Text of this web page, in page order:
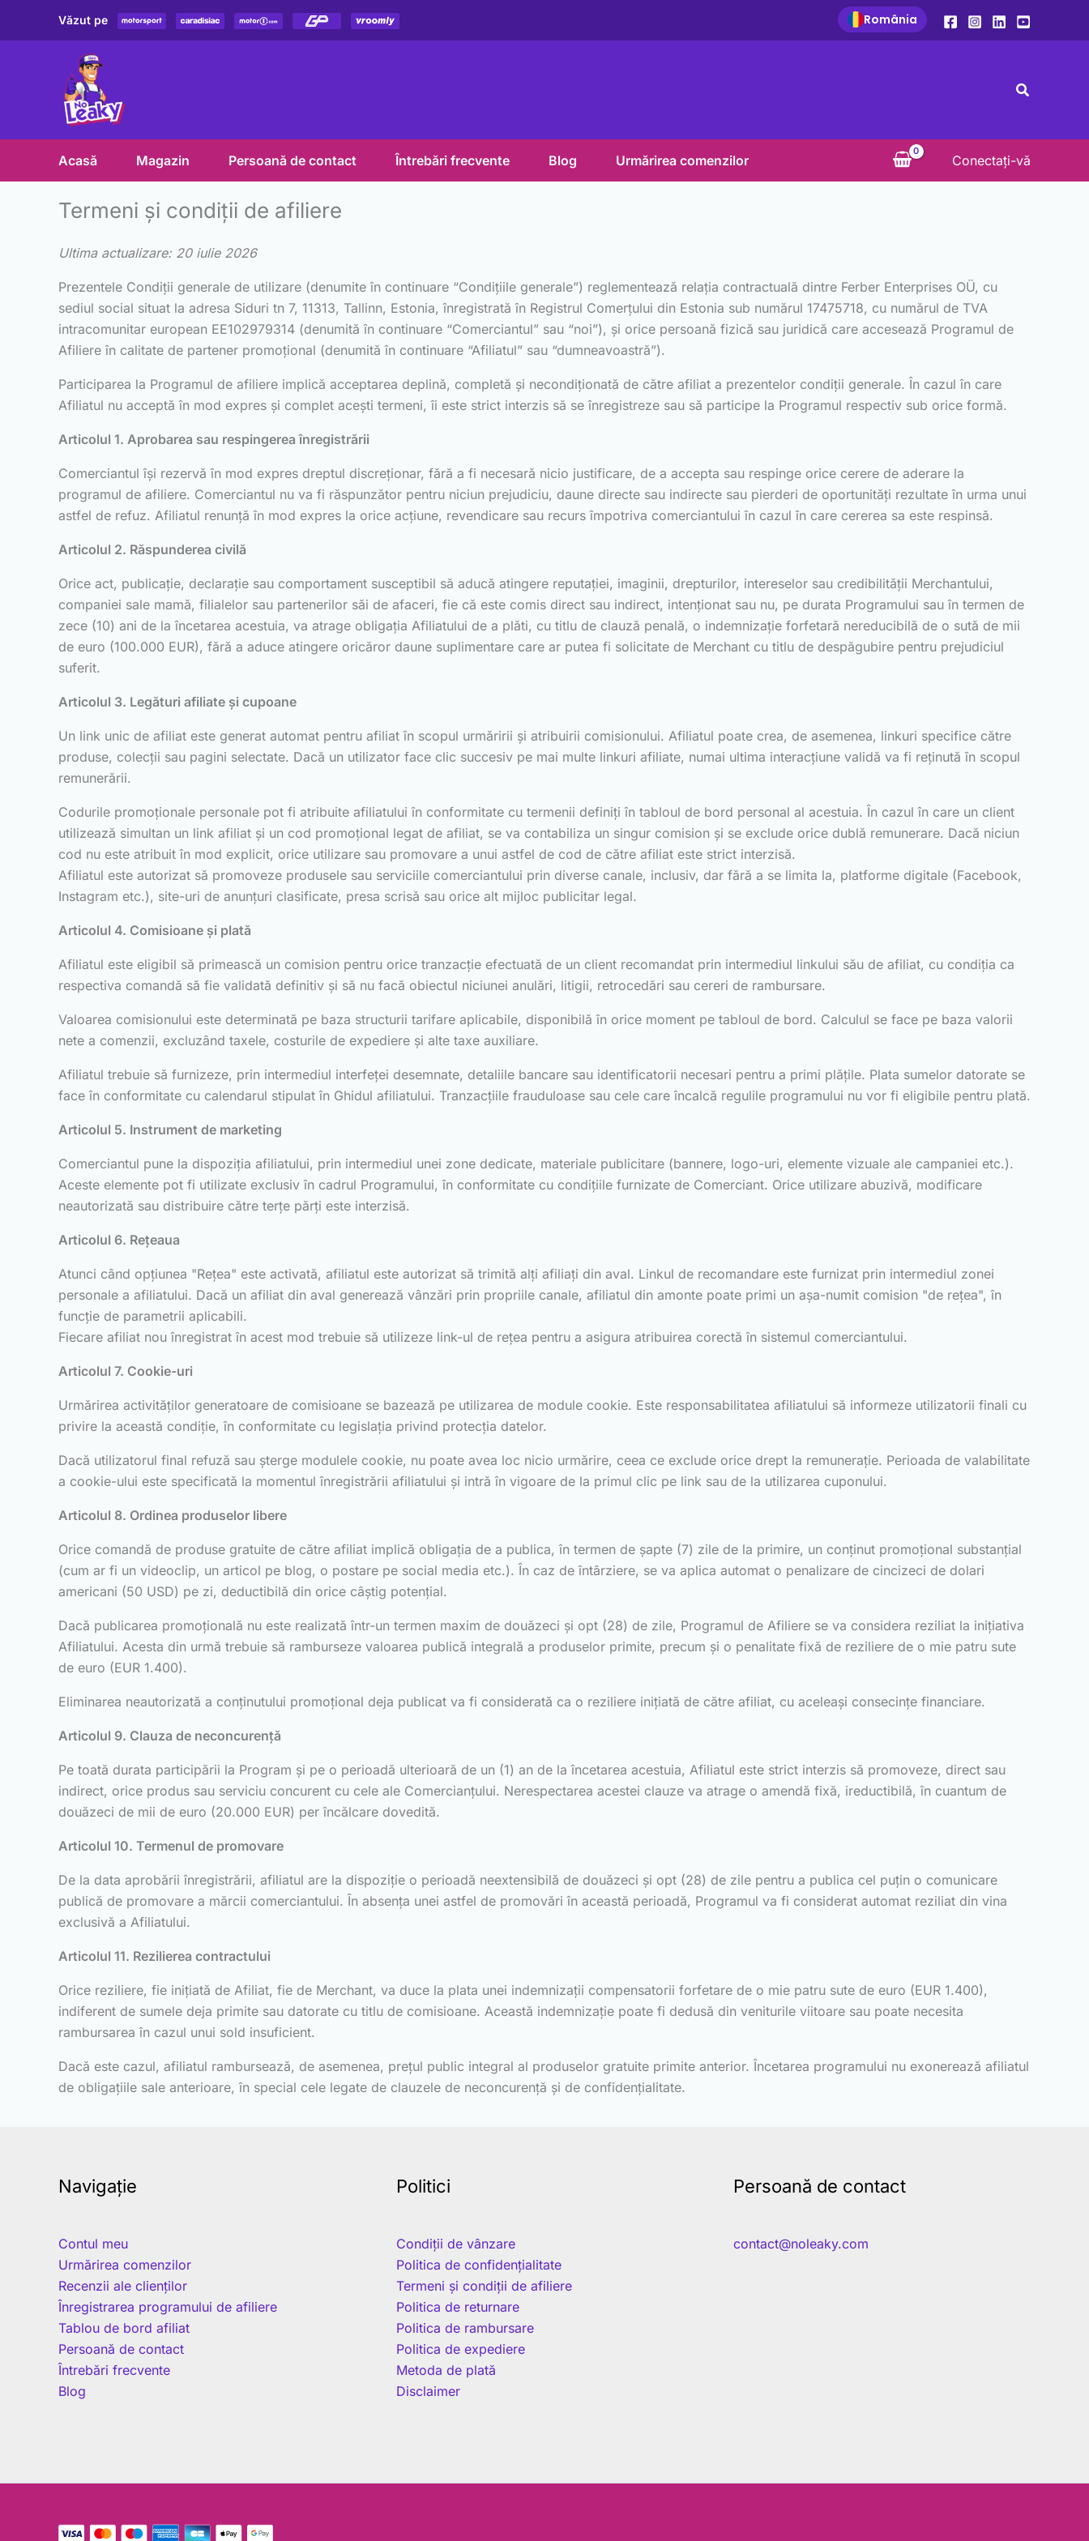
Văzut pe România
Search
Acasă Magazin Persoană de contact Întrebări frecvente Blog Urmărirea comenzilor Conectați-vă
Termeni și condiții de afiliere
Ultima actualizare: 20 iulie 2026
Prezentele Condiții generale de utilizare (denumite în continuare “Condițiile generale”) reglementează relația contractuală dintre Ferber Enterprises OÜ, cu
sediul social situat la adresa Siduri tn 7, 11313, Tallinn, Estonia, înregistrată în Registrul Comerțului din Estonia sub numărul 17475718, cu numărul de TVA
intracomunitar european EE102979314 (denumită în continuare “Comerciantul” sau “noi”), și orice persoană fizică sau juridică care accesează Programul de
Afiliere în calitate de partener promoțional (denumită în continuare “Afiliatul” sau “dumneavoastră”).
Participarea la Programul de afiliere implică acceptarea deplină, completă și necondiționată de către afiliat a prezentelor condiții generale. În cazul în care
Afiliatul nu acceptă în mod expres și complet acești termeni, îi este strict interzis să se înregistreze sau să participe la Programul respectiv sub orice formă.
Articolul 1. Aprobarea sau respingerea înregistrării
Comerciantul își rezervă în mod expres dreptul discreționar, fără a fi necesară nicio justificare, de a accepta sau respinge orice cerere de aderare la
programul de afiliere. Comerciantul nu va fi răspunzător pentru niciun prejudiciu, daune directe sau indirecte sau pierderi de oportunități rezultate în urma unui
astfel de refuz. Afiliatul renunță în mod expres la orice acțiune, revendicare sau recurs împotriva comerciantului în cazul în care cererea sa este respinsă.
Articolul 2. Răspunderea civilă
Orice act, publicație, declarație sau comportament susceptibil să aducă atingere reputației, imaginii, drepturilor, intereselor sau credibilității Merchantului,
companiei sale mamă, filialelor sau partenerilor săi de afaceri, fie că este comis direct sau indirect, intenționat sau nu, pe durata Programului sau în termen de
zece (10) ani de la încetarea acestuia, va atrage obligația Afiliatului de a plăti, cu titlu de clauză penală, o indemnizație forfetară nereducibilă de o sută de mii
de euro (100.000 EUR), fără a aduce atingere oricăror daune suplimentare care ar putea fi solicitate de Merchant cu titlu de despăgubire pentru prejudiciul
suferit.
Articolul 3. Legături afiliate și cupoane
Un link unic de afiliat este generat automat pentru afiliat în scopul urmăririi și atribuirii comisionului. Afiliatul poate crea, de asemenea, linkuri specifice către
produse, colecții sau pagini selectate. Dacă un utilizator face clic succesiv pe mai multe linkuri afiliate, numai ultima interacțiune validă va fi reținută în scopul
remunerării.
Codurile promoționale personale pot fi atribuite afiliatului în conformitate cu termenii definiți în tabloul de bord personal al acestuia. În cazul în care un client
utilizează simultan un link afiliat și un cod promoțional legat de afiliat, se va contabiliza un singur comision și se exclude orice dublă remunerare. Dacă niciun
cod nu este atribuit în mod explicit, orice utilizare sau promovare a unui astfel de cod de către afiliat este strict interzisă.
Afiliatul este autorizat să promoveze produsele sau serviciile comerciantului prin diverse canale, inclusiv, dar fără a se limita la, platforme digitale (Facebook,
Instagram etc.), site-uri de anunțuri clasificate, presa scrisă sau orice alt mijloc publicitar legal.
Articolul 4. Comisioane și plată
Afiliatul este eligibil să primească un comision pentru orice tranzacție efectuată de un client recomandat prin intermediul linkului său de afiliat, cu condiția ca
respectiva comandă să fie validată definitiv și să nu facă obiectul niciunei anulări, litigii, retrocedări sau cereri de rambursare.
Valoarea comisionului este determinată pe baza structurii tarifare aplicabile, disponibilă în orice moment pe tabloul de bord. Calculul se face pe baza valorii
nete a comenzii, excluzând taxele, costurile de expediere și alte taxe auxiliare.
Afiliatul trebuie să furnizeze, prin intermediul interfeței desemnate, detaliile bancare sau identificatorii necesari pentru a primi plățile. Plata sumelor datorate se
face în conformitate cu calendarul stipulat în Ghidul afiliatului. Tranzacțiile frauduloase sau cele care încalcă regulile programului nu vor fi eligibile pentru plată.
Articolul 5. Instrument de marketing
Comerciantul pune la dispoziția afiliatului, prin intermediul unei zone dedicate, materiale publicitare (bannere, logo-uri, elemente vizuale ale campaniei etc.).
Aceste elemente pot fi utilizate exclusiv în cadrul Programului, în conformitate cu condițiile furnizate de Comerciant. Orice utilizare abuzivă, modificare
neautorizată sau distribuire către terțe părți este interzisă.
Articolul 6. Rețeaua
Atunci când opțiunea "Rețea" este activată, afiliatul este autorizat să trimită alți afiliați din aval. Linkul de recomandare este furnizat prin intermediul zonei
personale a afiliatului. Dacă un afiliat din aval generează vânzări prin propriile canale, afiliatul din amonte poate primi un așa-numit comision "de rețea", în
funcție de parametrii aplicabili.
Fiecare afiliat nou înregistrat în acest mod trebuie să utilizeze link-ul de rețea pentru a asigura atribuirea corectă în sistemul comerciantului.
Articolul 7. Cookie-uri
Urmărirea activităților generatoare de comisioane se bazează pe utilizarea de module cookie. Este responsabilitatea afiliatului să informeze utilizatorii finali cu
privire la această condiție, în conformitate cu legislația privind protecția datelor.
Dacă utilizatorul final refuză sau șterge modulele cookie, nu poate avea loc nicio urmărire, ceea ce exclude orice drept la remunerație. Perioada de valabilitate
a cookie-ului este specificată la momentul înregistrării afiliatului și intră în vigoare de la primul clic pe link sau de la utilizarea cuponului.
Articolul 8. Ordinea produselor libere
Orice comandă de produse gratuite de către afiliat implică obligația de a publica, în termen de șapte (7) zile de la primire, un conținut promoțional substanțial
(cum ar fi un videoclip, un articol pe blog, o postare pe social media etc.). În caz de întârziere, se va aplica automat o penalizare de cincizeci de dolari
americani (50 USD) pe zi, deductibilă din orice câștig potențial.
Dacă publicarea promoțională nu este realizată într-un termen maxim de douăzeci și opt (28) de zile, Programul de Afiliere se va considera reziliat la inițiativa
Afiliatului. Acesta din urmă trebuie să ramburseze valoarea publică integrală a produselor primite, precum și o penalitate fixă de reziliere de o mie patru sute
de euro (EUR 1.400).
Eliminarea neautorizată a conținutului promoțional deja publicat va fi considerată ca o reziliere inițiată de către afiliat, cu aceleași consecințe financiare.
Articolul 9. Clauza de neconcurență
Pe toată durata participării la Program și pe o perioadă ulterioară de un (1) an de la încetarea acestuia, Afiliatul este strict interzis să promoveze, direct sau
indirect, orice produs sau serviciu concurent cu cele ale Comercianțului. Nerespectarea acestei clauze va atrage o amendă fixă, ireductibilă, în cuantum de
douăzeci de mii de euro (20.000 EUR) per încălcare dovedită.
Articolul 10. Termenul de promovare
De la data aprobării înregistrării, afiliatul are la dispoziție o perioadă neextensibilă de douăzeci și opt (28) de zile pentru a publica cel puțin o comunicare
publică de promovare a mărcii comerciantului. În absența unei astfel de promovări în această perioadă, Programul va fi considerat automat reziliat din vina
exclusivă a Afiliatului.
Articolul 11. Rezilierea contractului
Orice reziliere, fie inițiată de Afiliat, fie de Merchant, va duce la plata unei indemnizații compensatorii forfetare de o mie patru sute de euro (EUR 1.400),
indiferent de sumele deja primite sau datorate cu titlu de comisioane. Această indemnizație poate fi dedusă din veniturile viitoare sau poate necesita
rambursarea în cazul unui sold insuficient.
Dacă este cazul, afiliatul rambursează, de asemenea, prețul public integral al produselor gratuite primite anterior. Încetarea programului nu exonerează afiliatul
de obligațiile sale anterioare, în special cele legate de clauzele de neconcurență și de confidențialitate.
Navigație
Contul meu
Urmărirea comenzilor
Recenzii ale clienților
Înregistrarea programului de afiliere
Tablou de bord afiliat
Persoană de contact
Întrebări frecvente
Blog
Politici
Condiții de vânzare
Politica de confidențialitate
Termeni și condiții de afiliere
Politica de returnare
Politica de rambursare
Politica de expediere
Metoda de plată
Disclaimer
Persoană de contact
contact@noleaky.com